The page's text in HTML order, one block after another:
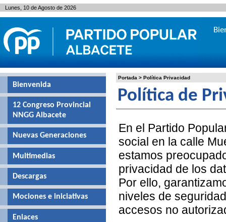
Portada > Política Privacidad
Política de
En el Partido
social en la calle
estamos
privacidad de los
Por ello,
niveles de
accesos no
Bienvenida
12 Congreso Provincial
NNGG Albacete
Nuevas Generaciones
Multimedias
Descargas
Mociones e iniciativas
Enlaces
Lunes, 10 de Agosto de 2026